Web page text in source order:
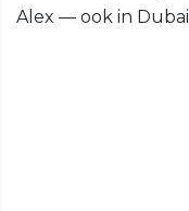
Alex — ook in